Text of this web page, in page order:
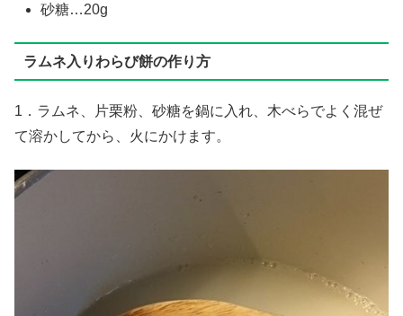
砂糖…20g
ラムネ入りわらび餅の作り方
1．ラムネ、片栗粉、砂糖を鍋に入れ、木べらでよく混ぜ
て溶かしてから、火にかけます。